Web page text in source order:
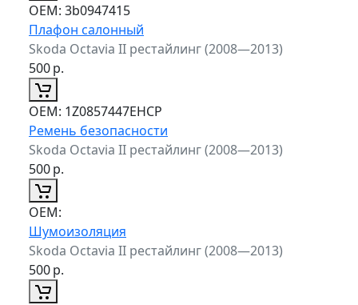
ОЕМ: 3b0947415
Плафон салонный
Skoda Octavia II рестайлинг (2008—2013)
500р.
ОЕМ: 1Z0857447EHCP
Ремень безопасности
Skoda Octavia II рестайлинг (2008—2013)
500р.
ОЕМ:
Шумоизоляция
Skoda Octavia II рестайлинг (2008—2013)
500р.